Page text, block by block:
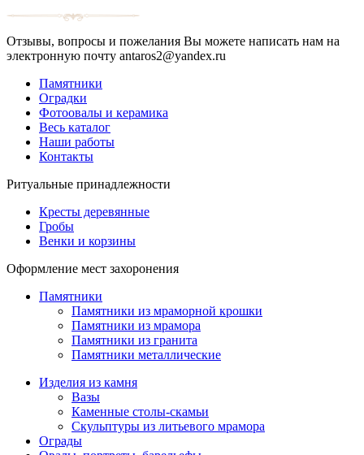
Отзывы, вопросы и пожелания Вы можете написать нам на
электронную почту antaros2@yandex.ru
Памятники
Оградки
Фотоовалы и керамика
Весь каталог
Наши работы
Контакты
Ритуальные принадлежности
Кресты деревянные
Гробы
Венки и корзины
Оформление мест захоронения
Памятники
Памятники из мраморной крошки
Памятники из мрамора
Памятники из гранита
Памятники металлические
Изделия из камня
Вазы
Каменные столы-скамьи
Скульптуры из литьевого мрамора
Ограды